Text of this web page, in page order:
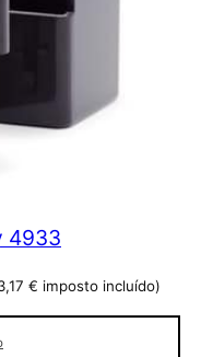
4933
€ imposto incluído)